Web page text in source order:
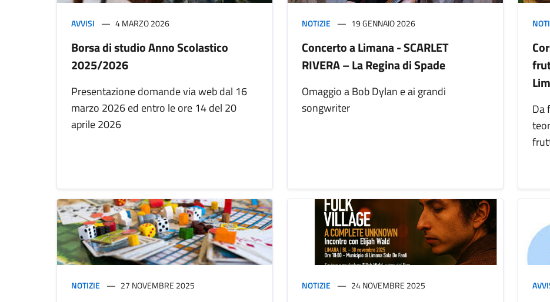
AVVISI 4 MARZO 2026
Borsa di studio Anno Scolastico
2025/2026
Presentazione domande via web dal 16
marzo 2026 ed entro le ore 14 del 20
aprile 2026
NOTIZIE 19 GENNAIO 2026
Concerto a Limana - SCARLET
RIVERA – La Regina di Spade
Omaggio a Bob Dylan e ai grandi
songwriter
Da
NOTIZIE 27 NOVEMBRE 2025 NOTIZIE 24 NOVEMBRE 2025